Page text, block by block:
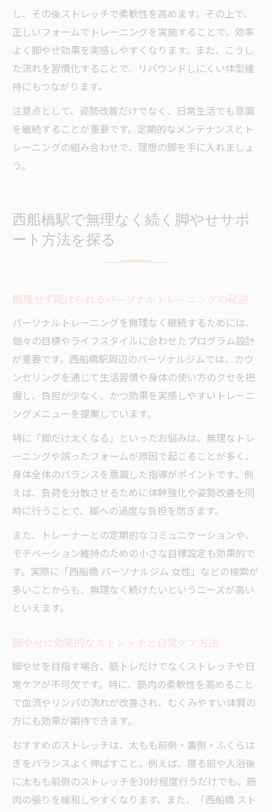
し、その後ストレッチで柔軟性を高めます。その上で、
正しいフォームでトレーニングを実施することで、効率
よく脚やせ効果を実感しやすくなります。また、こうし
た流れを習慣化することで、リバウンドしにくい体型維
持にもつながります。
注意点として、姿勢改善だけでなく、日常生活でも意識
を継続することが重要です。定期的なメンテナンスとト
レーニングの組み合わせで、理想の脚を手に入れましょ
う。
西船橋駅で無理なく続く脚やせサポ
ート方法を探る
無理せず続けられるパーソナルトレーニングの秘訣
パーソナルトレーニングを無理なく継続するためには、
個々の目標やライフスタイルに合わせたプログラム設計
が重要です。西船橋駅周辺のパーソナルジムでは、カウ
ンセリングを通じて生活習慣や身体の使い方のクセを把
握し、負担が少なく、かつ効果を実感しやすいトレーニ
ングメニューを提案しています。
特に「脚だけ太くなる」といったお悩みは、無理なトレ
ーニングや誤ったフォームが原因で起こることが多く、
身体全体のバランスを意識した指導がポイントです。例
えば、負荷を分散させるために体幹強化や姿勢改善を同
時に行うことで、脚への過度な負担を防ぎます。
また、トレーナーとの定期的なコミュニケーションや、
モチベーション維持のための小さな目標設定も効果的で
す。実際に「西船橋 パーソナルジム 女性」などの検索が
多いことからも、無理なく続けたいというニーズが高い
といえます。
脚やせに効果的なストレッチと日常ケア方法
脚やせを目指す場合、筋トレだけでなくストレッチや日
常ケアが不可欠です。特に、筋肉の柔軟性を高めること
で血流やリンパの流れが改善され、むくみやすい体質の
方にも効果が期待できます。
おすすめのストレッチは、太もも前側・裏側・ふくらは
ぎをバランスよく伸ばすこと。例えば、寝る前や入浴後
に太もも前側のストレッチを30秒程度行うだけでも、筋
肉の張りを緩和しやすくなります。また、「西船橋 スト